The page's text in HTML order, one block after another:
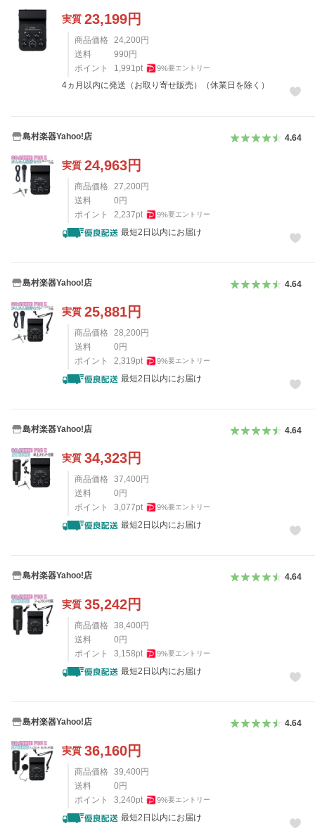
実質 23,199円
商品価格 24,200 円
送料
990 円
ポイント
1,991pt 9%要エントリー
4ヵ月以内に発送（お取り寄せ販売）（休業日を除く）
島村楽器Yahoo!店 4.64
実質 24,963円
商品価格 27,200 円
送料
0 円
ポイント
2,237pt 9%要エントリー
最短2日以内にお届け
島村楽器Yahoo!店 4.64
実質 25,881円
商品価格 28,200 円
送料
0 円
ポイント
2,319pt 9%要エントリー
最短2日以内にお届け
島村楽器Yahoo!店 4.64
実質 34,323円
商品価格 37,400 円
送料
0 円
ポイント
3,077pt 9%要エントリー
最短2日以内にお届け
島村楽器Yahoo!店 4.64
実質 35,242円
商品価格 38,400 円
送料
0 円
ポイント
3,158pt 9%要エントリー
最短2日以内にお届け
島村楽器Yahoo!店 4.64
実質 36,160円
商品価格 39,400 円
送料
0 円
ポイント
3,240pt 9%要エントリー
最短2日以内にお届け